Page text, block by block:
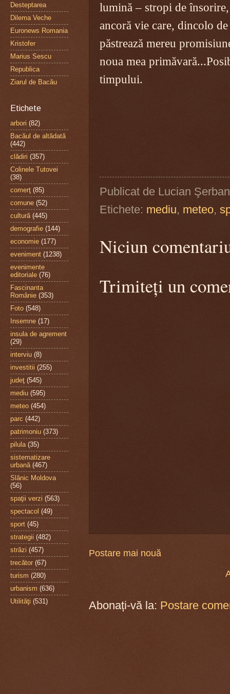
lumină – stropi de
ancoră vie care, dincolo
păstrează mereu
noua mea
timpului.
Publicat de Lucian Şerban
Etichete: mediu, meteo,
Niciun
Trimiteți un
Postare mai nouă
Abonați-vă la: Postare
Desteptarea
Dilema Veche
Euronews Romania
Kristofer
Marius Sescu
Republica
Ziarul de Bacău
Etichete
arbori (82)
Bacăul de altădată
(442)
clădiri (357)
Colinele Tutovei
(38)
comerţ (85)
comune (52)
cultură (445)
demografie (144)
economie (177)
eveniment (1238)
evenimente
editoriale (76)
Fascinanta
Românie (353)
Foto (548)
Insemne (17)
insula de agrement
(29)
interviu (8)
investitii (255)
judeţ (545)
mediu (595)
meteo (454)
parc (442)
patrimoniu (373)
pilula (35)
sistematizare
urbană (467)
Slănic Moldova
(56)
spaţii verzi (563)
spectacol (49)
sport (45)
strategii (482)
străzi (457)
trecător (67)
turism (280)
urbanism (636)
Utilităţi (531)